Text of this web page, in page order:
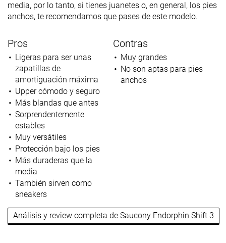
media, por lo tanto, si tienes juanetes o, en general, los pies
anchos, te recomendamos que pases de este modelo.
Pros
Ligeras para ser unas
zapatillas de
amortiguación máxima
Upper cómodo y seguro
Más blandas que antes
Sorprendentemente
estables
Muy versátiles
Protección bajo los pies
Más duraderas que la
media
También sirven como
sneakers
Contras
Muy grandes
No son aptas para pies
anchos
Análisis y review completa de Saucony Endorphin Shift 3